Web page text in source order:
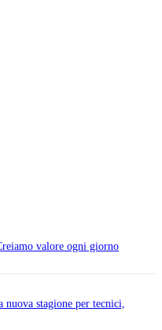
valore ogni giorno
nuova stagione per tecnici,